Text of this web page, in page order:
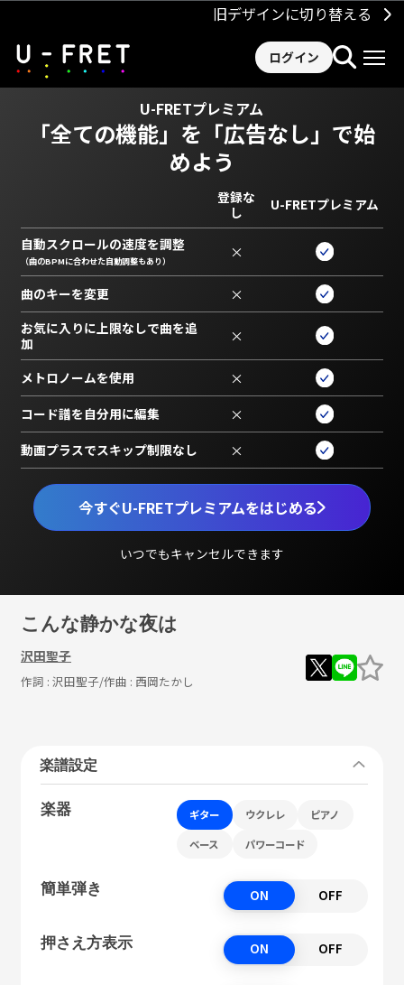
旧デザインに切り替える
ログイン
U-FRETプレミアム
「全ての機能」を 「広告なし」で始
めよう
今すぐU-FRETプレミアムをはじめる
いつでもキャンセルできます
登録な
し
U-FRETプレミアム
自動スクロールの速度を調整
（曲のBPMに合わせた自動調整もあり） ×
曲のキーを変更 ×
お気に入りに上限なしで曲を追
加
×
メトロノームを使用 ×
コード譜を自分用に編集 ×
動画プラスでスキップ制限なし ×
こんな静かな夜は
沢田聖子
作詞 : 沢田聖子/作曲 : 西岡たかし
楽譜設定
楽器 ギター ウクレレ ピアノ
ベース パワーコード
簡単弾き ON OFF
押さえ方表示 ON OFF